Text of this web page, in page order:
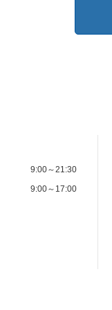
9:00～21:30
9:00～17:00